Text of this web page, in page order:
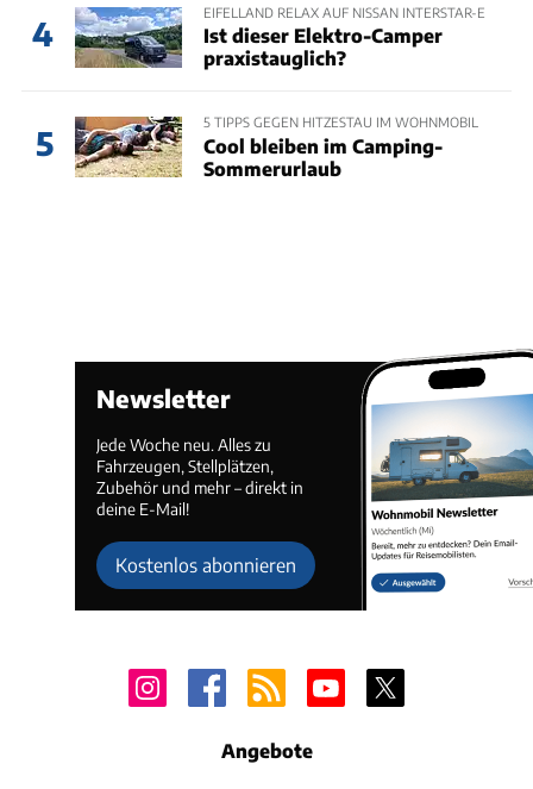
4
EIFELLAND RELAX AUF NISSAN INTERSTAR-E
Ist dieser Elektro-Camper
praxistauglich?
5
5 TIPPS GEGEN HITZESTAU IM WOHNMOBIL
Cool bleiben im Camping-
Sommerurlaub
Newsletter
Jede Woche neu. Alles zu
Fahrzeugen, Stellplätzen,
Zubehör und mehr – direkt in
deine E-Mail!
Kostenlos abonnieren
Angebote